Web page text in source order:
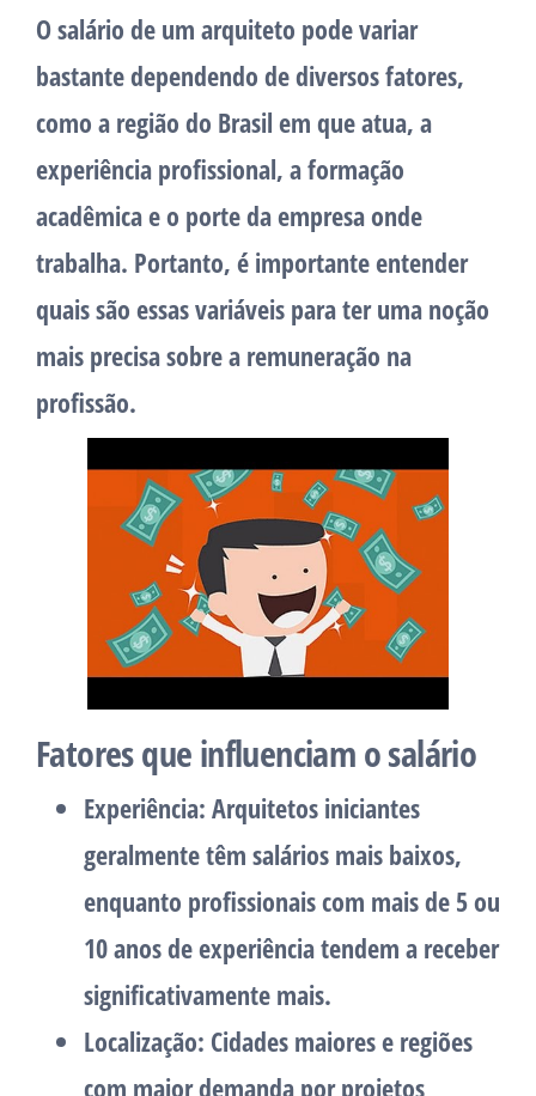
O salário de um arquiteto pode variar
bastante dependendo de diversos fatores,
como a região do Brasil em que atua, a
experiência profissional, a formação
acadêmica e o porte da empresa onde
trabalha. Portanto, é importante entender
quais são essas variáveis para ter uma noção
mais precisa sobre a remuneração na
profissão.
Fatores que influenciam o salário
Experiência: Arquitetos iniciantes
geralmente têm salários mais baixos,
enquanto profissionais com mais de 5 ou
10 anos de experiência tendem a receber
significativamente mais.
Localização: Cidades maiores e regiões
com maior demanda por projetos